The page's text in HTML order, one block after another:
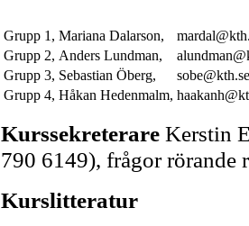
Grupp 1, Mariana Dalarson,
Grupp 2, Anders Lundman,
Grupp 3, Sebastian Öberg,
sobe@kth.se
Grupp 4, Håkan Hedenmalm,
Kurssekreterare Kerstin
790 6149), frågor rörande
Kurslitteratur